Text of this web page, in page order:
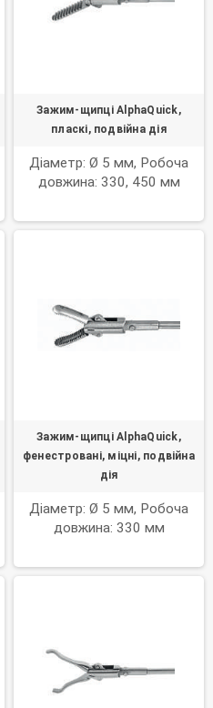
Зажим-щипці AlphaQuick,
пласкі, подвійна дія
Діаметр: Ø 5 мм, Робоча
довжина: 330, 450 мм
Зажим-щипці AlphaQuick,
фенестровані, міцні, подвійна
дія
Діаметр: Ø 5 мм, Робоча
довжина: 330 мм